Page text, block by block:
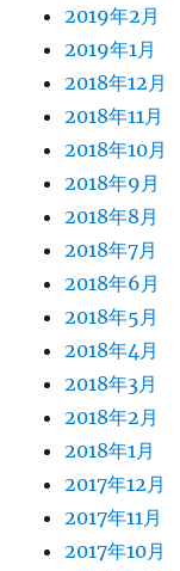
2019年2月
2019年1月
2018年12月
2018年11月
2018年10月
2018年9月
2018年8月
2018年7月
2018年6月
2018年5月
2018年4月
2018年3月
2018年2月
2018年1月
2017年12月
2017年11月
2017年10月